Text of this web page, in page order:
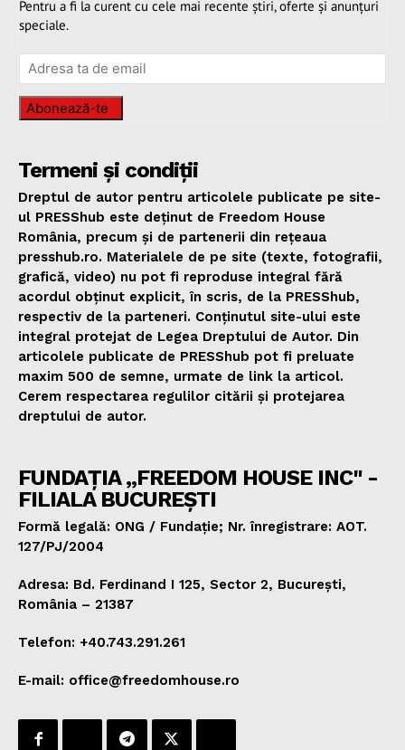
Pentru a fi la curent cu cele mai recente știri, oferte și anunțuri
speciale.
Abonează-te
Termeni și condiții
Dreptul de autor pentru articolele publicate pe site-
ul PRESShub este deținut de Freedom House
România, precum și de partenerii din rețeaua
presshub.ro. Materialele de pe site (texte, fotografii,
grafică, video) nu pot fi reproduse integral fără
acordul obținut explicit, în scris, de la PRESShub,
respectiv de la parteneri. Conținutul site-ului este
integral protejat de Legea Dreptului de Autor. Din
articolele publicate de PRESShub pot fi preluate
maxim 500 de semne, urmate de link la articol.
Cerem respectarea regulilor citării și protejarea
dreptului de autor.
FUNDAȚIA „FREEDOM HOUSE INC" -
FILIALA BUCUREȘTI
Formă legală: ONG / Fundație; Nr. înregistrare: AOT.
127/PJ/2004
Adresa: Bd. Ferdinand I 125, Sector 2, București,
România – 21387
Telefon: +40.743.291.261
E-mail: office@freedomhouse.ro